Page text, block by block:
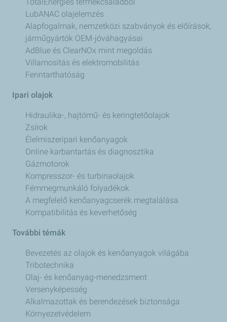
LubANAC olajelemzés
Alapfogalmak, nemzetközi szabványok és előírások,
járműgyártók OEM-jóváhagyásai
AdBlue és ClearNOx mint megoldás
Villamosítás és elektromobilitás
Fenntarthatóság
Ipari olajok
Hidraulika-, hajtómű- és keringtetőolajok
Zsírok
Élelmiszeripari kenőanyagok
Online karbantartás és diagnosztika
Gázmotorok
Kompresszor- és turbinaolajok
Fémmegmunkáló folyadékok
A megfelelő kenőanyagcserék megtalálása
Kompatibilitás és keverhetőség
További témák
Bevezetés az olajok és kenőanyagok világába
Tribotechnika
Olaj- és kenőanyag-menedzsment
Versenyképesség
Alkalmazottak és berendezések biztonsága
Környezetvédelem